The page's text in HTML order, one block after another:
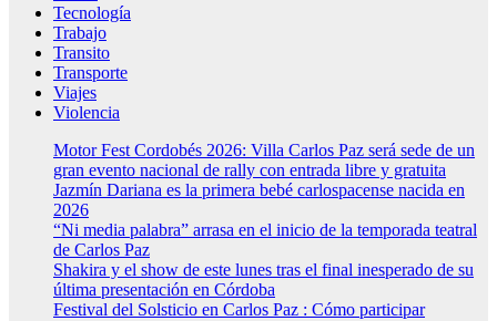
Tecnología
Trabajo
Transito
Transporte
Viajes
Violencia
Motor Fest Cordobés 2026: Villa Carlos Paz será sede de un
gran evento nacional de rally con entrada libre y gratuita
Jazmín Dariana es la primera bebé carlospacense nacida en
2026
“Ni media palabra” arrasa en el inicio de la temporada teatral
de Carlos Paz
Shakira y el show de este lunes tras el final inesperado de su
última presentación en Córdoba
Festival del Solsticio en Carlos Paz : Cómo participar